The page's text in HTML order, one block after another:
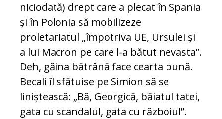
niciodată) drept care a plecat în Spania
și în Polonia să mobilizeze
proletariatul „împotriva UE, Ursulei și
a lui Macron pe care l-a bătut nevasta”.
Deh, găina bătrână face cearta bună.
Becali îl sfătuise pe Simion să se
liniștească: „Bă, Georgică, băiatul tatei,
gata cu scandalul, gata cu războiul”.